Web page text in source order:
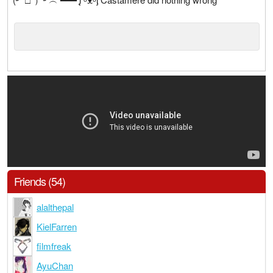
Friends (54)
alalthepal
KielFarren
filmfreak
AyuChan